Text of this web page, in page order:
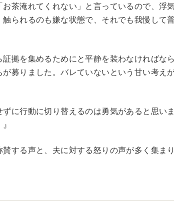
お茶淹れてくれない」と言っているので、浮
られるのも嫌な状態で、それでも我慢して
証拠を集めるためにと平静を装わなければな
募りました。バレていないという甘い考え
ずに行動に切り替えるのは勇気があると思い
する声と、夫に対する怒りの声が多く集まり